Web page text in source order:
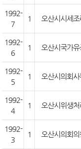
1992-
7
1
1992-
6
1
1992-
5
1
1992-
4
1
1992-
3
1